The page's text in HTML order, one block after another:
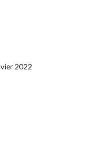
2022